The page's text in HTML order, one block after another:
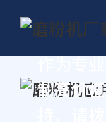
制高价